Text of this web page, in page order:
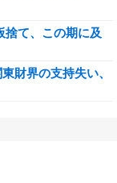
捨て、この期に及
財界の支持失い、